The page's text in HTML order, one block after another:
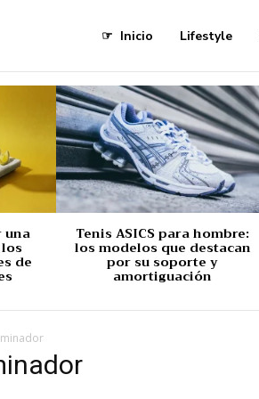
☞ Inicio Lifestyle
una
de
Tenis ASICS para hombre:
los modelos que destacan
por su soporte y
amortiguación